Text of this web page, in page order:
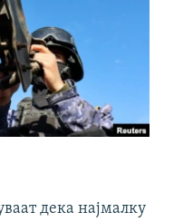
дека најмалку